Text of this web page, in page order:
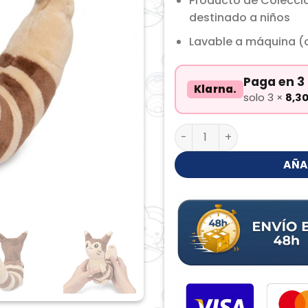
destinado a niños
Lavable a máquina
Klarna. Paga en
solo 3 ×
Furret Peluche cantidad